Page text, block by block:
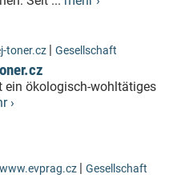
toner.cz | Gesellschaft
ein ökologisch-wohltätiges
›
www.evprag.cz | Gesellschaft